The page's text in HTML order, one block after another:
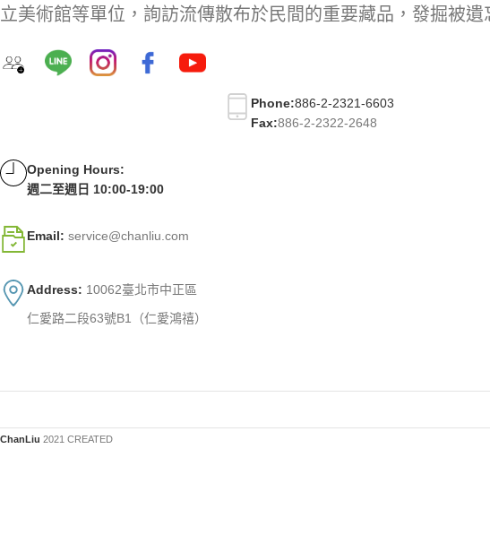
立美術館等單位，詢訪流傳散布於民間的重要藏品，發掘被
Phone:886-2-2321-6603
Fax:886-2-2322-2648
Opening Hours:
週二至週日 10:00-19:00
Email: service@chanliu.com
Address: 10062臺北市中正區
仁愛路二段63號B1（仁愛鴻禧）
ChanLiu 2021 CREATED